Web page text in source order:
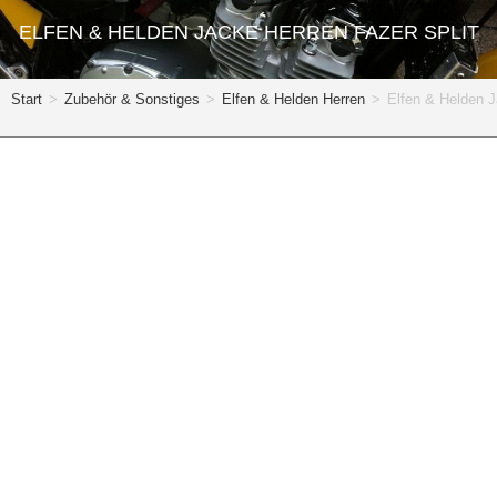
ELFEN & HELDEN JACKE HERREN FAZER SPLIT
Start > Zubehör & Sonstiges > Elfen & Helden Herren > Elfen & Helden